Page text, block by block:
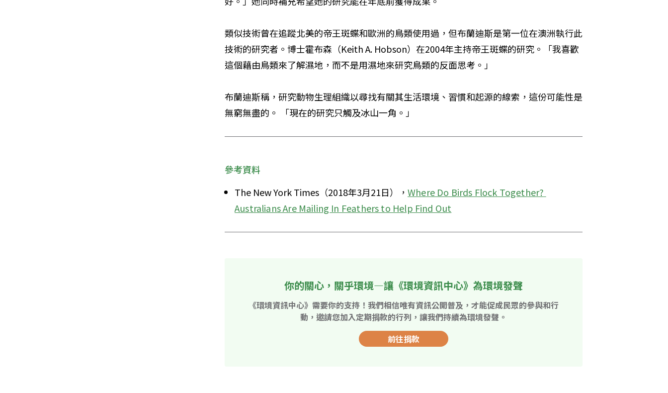
類似技術曾在追蹤北美的帝王斑蝶和歐洲的鳥類使用過，但布蘭迪斯是第一位在澳洲執行此
技術的研究者。博士霍布森（Keith A. Hobson）在2004年主持帝王斑蝶的研究。「我喜歡
這個藉由鳥類來了解濕地，而不是用濕地來研究鳥類的反面思考。」
布蘭迪斯稱，研究動物生理組織以尋找有關其生活環境、習慣和起源的線索，這份可能性是
無窮無盡的。 「現在的研究只觸及冰山一角。」
參考資料
The New York Times（2018年3月21日）， Where Do Birds Flock Together?
Australians Are Mailing In Feathers to Help Find Out
你的關心，關乎環境—讓《環境資訊中心》為環境發聲
《環境資訊中心》需要你的支持！我們相信唯有資訊公開普及，才能促成民眾的參與和行
動，邀請您加入定期捐款的行列，讓我們持續為環境發聲。
前往捐款